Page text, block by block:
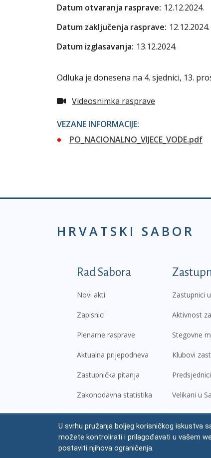
Datum otvaranja rasprave: 12.12.2024.
Datum zaključenja rasprave: 12.12.2024.
Datum izglasavanja: 13.12.2024.
Odluka je donesena na 4. sjednici, 13.
Videosnimka rasprave
VEZANE INFORMACIJE:
PO_NACIONALNO_VIJECE_VODE.pdf
HRVATSKI SABOR
Podnožje prvi
Rad Sabora
Novi akti
Zapisnici
Plenarne rasprave
Aktualna prijepodneva
Zastupnička pitanja
Zakonodavna statistika
Zastupnici
Aktivnost
Stegovne
Klubovi
Velikani u
© Hrvatski sabor, 2026
U svrhu pružanja boljeg korisničkog iskustva
možete kontrolirati i prilagođavati u vašem
postaviti njihova ograničenja.